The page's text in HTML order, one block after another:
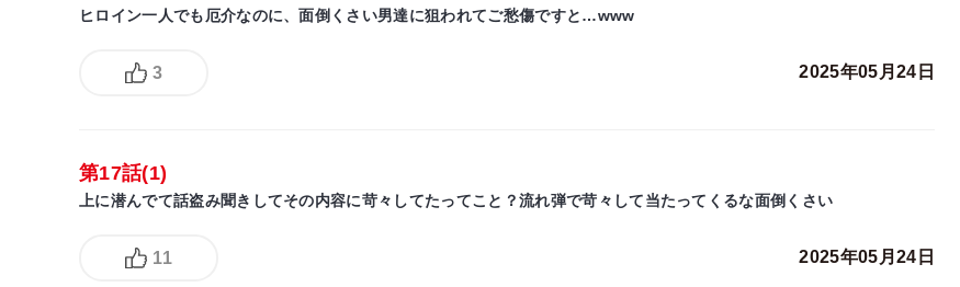
ヒロイン一人でも厄介なのに、面倒くさい男達に狙われてご愁傷ですと…www
3 2025年05月24日
第17話(1)
上に潜んでて話盗み聞きしてその内容に苛々してたってこと？流れ弾で苛々して当たってくるな面倒くさい
11 2025年05月24日